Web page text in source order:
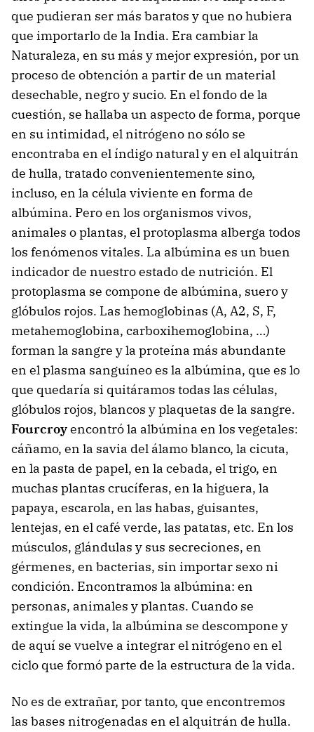
que pudieran ser más baratos y que no hubiera
que importarlo de la India. Era cambiar la
Naturaleza, en su más y mejor expresión, por un
proceso de obtención a partir de un material
desechable, negro y sucio. En el fondo de la
cuestión, se hallaba un aspecto de forma, porque
en su intimidad, el nitrógeno no sólo se
encontraba en el índigo natural y en el alquitrán
de hulla, tratado convenientemente sino,
incluso, en la célula viviente en forma de
albúmina. Pero en los organismos vivos,
animales o plantas, el protoplasma alberga todos
los fenómenos vitales. La albúmina es un buen
indicador de nuestro estado de nutrición. El
protoplasma se compone de albúmina, suero y
glóbulos rojos. Las hemoglobinas (A, A2, S, F,
metahemoglobina, carboxihemoglobina, …)
forman la sangre y la proteína más abundante
en el plasma sanguíneo es la albúmina, que es lo
que quedaría si quitáramos todas las células,
glóbulos rojos, blancos y plaquetas de la sangre.
Fourcroyencontró la albúmina en los vegetales:
cáñamo, en la savia del álamo blanco, la cicuta,
en la pasta de papel, en la cebada, el trigo, en
muchas plantas crucíferas, en la higuera, la
papaya, escarola, en las habas, guisantes,
lentejas, en el café verde, las patatas, etc. En los
músculos, glándulas y sus secreciones, en
gérmenes, en bacterias, sin importar sexo ni
condición. Encontramos la albúmina: en
personas, animales y plantas. Cuando se
extingue la vida, la albúmina se descompone y
de aquí se vuelve a integrar el nitrógeno en el
ciclo que formó parte de la estructura de la vida.
No es de extrañar, por tanto, que encontremos
las bases nitrogenadas en el alquitrán de hulla.